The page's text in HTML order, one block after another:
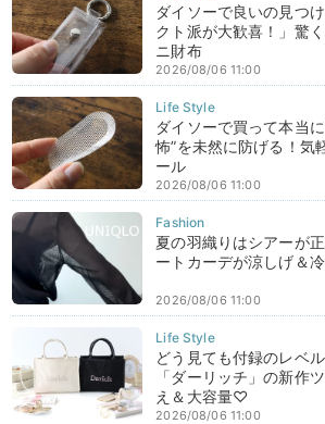
ダイソーで良いの見つ
クト派が大歓喜！」驚
ニ財布
2026/08/06 11:00
ダイソーで買って本当
怖”を未然に防げる！気
ール
2026/08/06 11:00
夏の羽織りはシアーが
ートカーデが涼しげ＆
2026/08/06 11:00
どう見ても付録のレベ
「ダーリッチ」の新作
え＆大容量♡
2026/08/06 11:00